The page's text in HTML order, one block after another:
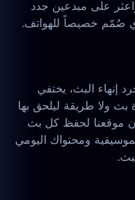
على مبدعين جدد
صُمّم خصيصاً للهواتف.
البث، يختفي
بث ولا طريقة ليلحق بها
موقعنا لحفظ كل بث
ومحتواك اليومي